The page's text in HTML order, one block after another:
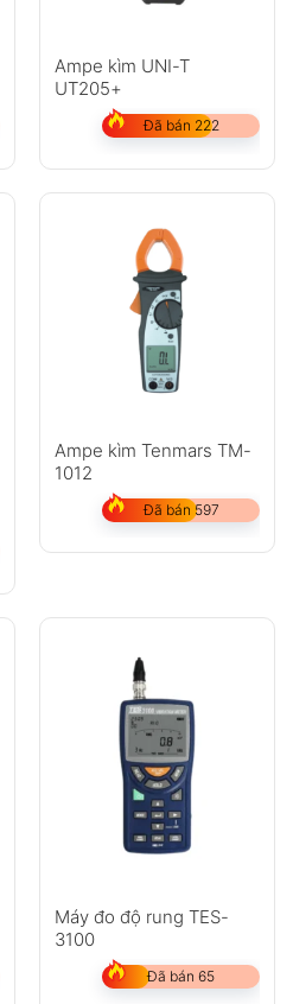
Ampe kìm UNI-T
UT205+
Đã bán 222
Ampe kìm Tenmars TM-
1012
Đã bán 597
Máy đo độ rung TES-
3100
Đã bán 65